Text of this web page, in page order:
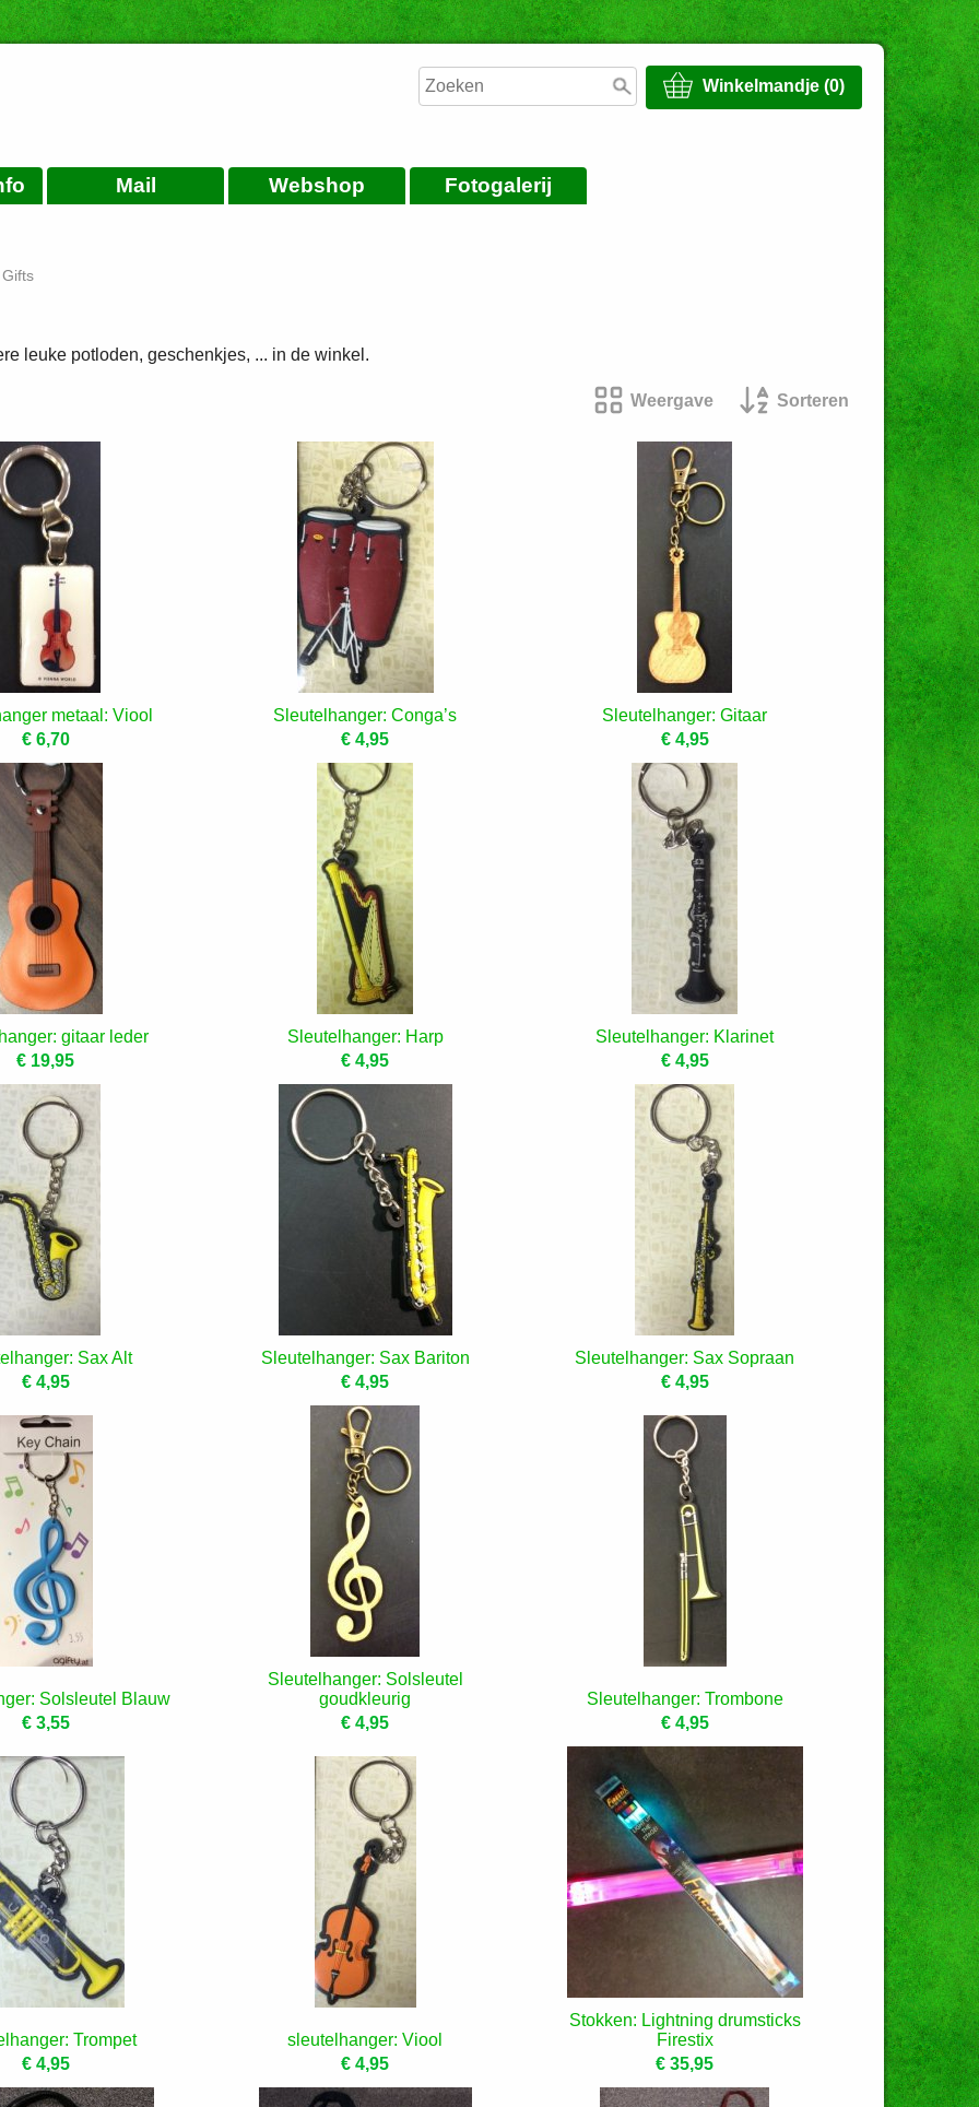
Winkelmandje (0)
Mail Webshop Fotogalerij
leuke potloden, geschenkjes, ... in de winkel.
Weergave Sorteren
metaal: Viool
€ 6,70
Sleutelhanger: Conga’s
€ 4,95
Sleutelhanger: Gitaar
€ 4,95
gitaar leder
€ 19,95
Sleutelhanger: Harp
€ 4,95
Sleutelhanger: Klarinet
€ 4,95
Sax Alt
€ 4,95
Sleutelhanger: Sax Bariton
€ 4,95
Sleutelhanger: Sax Sopraan
€ 4,95
Solsleutel Blauw
€ 3,55
Sleutelhanger: Solsleutel
goudkleurig
€ 4,95
Sleutelhanger: Trombone
€ 4,95
Trompet
€ 4,95
sleutelhanger: Viool
€ 4,95
Stokken: Lightning drumsticks
Firestix
€ 35,95